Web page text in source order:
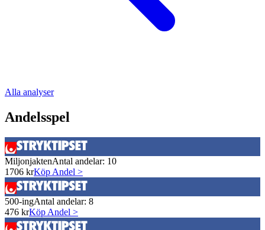
Alla analyser
Andelsspel
MiljonjaktenAntal andelar: 10
1706 krKöp Andel >
500-ingAntal andelar: 8
476 krKöp Andel >